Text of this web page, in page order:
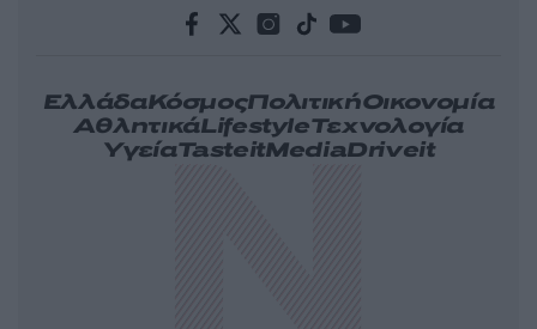
ΕλλάδαΚόσμοςΠολιτικήΟικονομία
ΑθλητικάLifestyleΤεχνολογία
ΥγείαTasteitMediaDriveit